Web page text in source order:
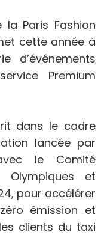
la Paris Fashion
cette année à
d’événements
Premium
dans le cadre
lancée par
le Comité
Olympiques et
pour accélérer
émission et
clients du taxi